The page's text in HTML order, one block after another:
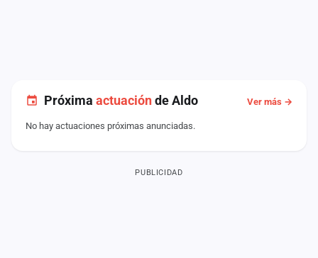
Próxima actuaciónde Aldo Ver más →
No hay actuaciones próximas anunciadas.
PUBLICIDAD